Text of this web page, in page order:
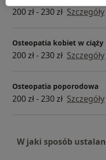
200 zł - 230 zł Szczegóły
Osteopatia kobiet w ciąży
200 zł - 230 zł Szczegóły
Osteopatia poporodowa
200 zł - 230 zł Szczegóły
W jaki sposób